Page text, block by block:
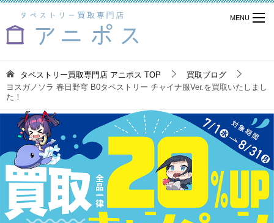
タペストリー買取専門店 アニポス TOP
買取ブログ
ヨスガノソラ 春日野穹 B0タペストリー チャイナ服Ver.を買取いたしまし
た！